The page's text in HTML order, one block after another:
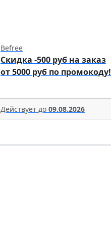
Befree
Скидка -500 руб на заказ
от 5000 руб по промокоду!
Действует до 09.08.2026